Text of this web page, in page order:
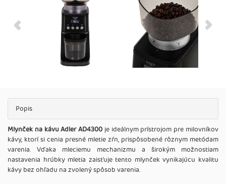
Popis
Mlynček na kávu Adler AD4300je ideálnym prístrojom pre milovníkov
kávy, ktorí si cenia presné mletie zŕn, prispôsobené rôznym metódam
varenia. Vďaka mleciemu mechanizmu a širokým možnostiam
nastavenia hrúbky mletia zaisťuje tento mlynček vynikajúcu kvalitu
kávy bez ohľadu na zvolený spôsob varenia.